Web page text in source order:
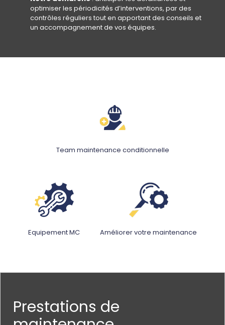
optimiser les périodicités d’interventions, par des
contrôles réguliers tout en apportant des conseils et
un accompagnement de vos équipes.
Team maintenance conditionnelle
Equipement MC Améliorer votre maintenance
Prestations de